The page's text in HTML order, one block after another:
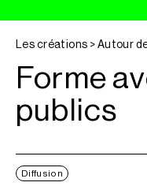
Les créations > Autour
Forme
publics
Diffusion